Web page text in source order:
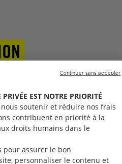
fondateurs de
ainsi que notre protocole
activité d’EDH.
VOIR LA PAGE
PRIVÉE EST NOTRE PRIORITÉ
nous soutenir et réduire nos frais
contribuent en priorité à la
droits humains dans le
pour assurer le bon
personnaliser le contenu et
Continuer sans accepter